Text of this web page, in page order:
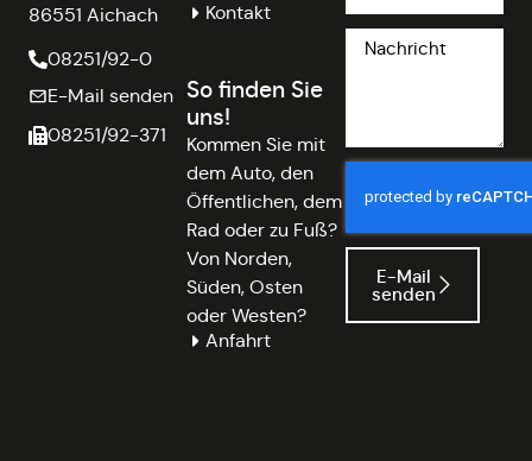
86551 Aichach
08251/92-0
E-Mail senden
08251/92-371
Kontakt
So finden Sie
uns!
Kommen Sie mit
dem Auto, den
Öffentlichen, dem
Rad oder zu Fuß?
Von Norden,
Süden, Osten
oder Westen?
Anfahrt
E-Mail
senden